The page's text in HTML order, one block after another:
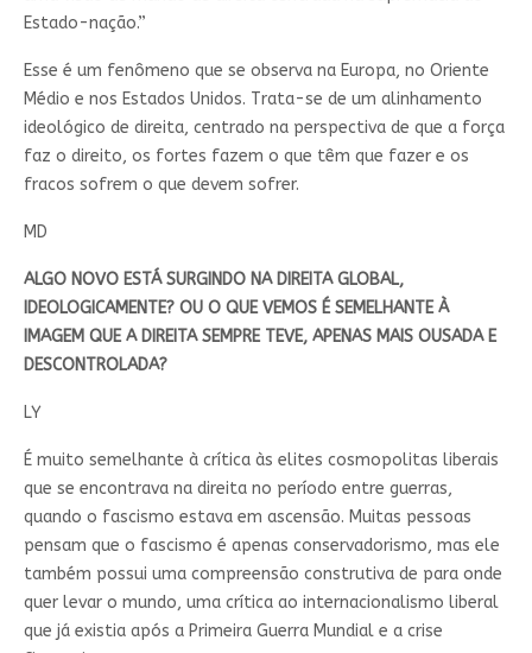
Estado-nação.”
Esse é um fenômeno que se observa na Europa, no Oriente
Médio e nos Estados Unidos. Trata-se de um alinhamento
ideológico de direita, centrado na perspectiva de que a força
faz o direito, os fortes fazem o que têm que fazer e os
fracos sofrem o que devem sofrer.
MD
ALGO NOVO ESTÁ SURGINDO NA DIREITA GLOBAL,
IDEOLOGICAMENTE? OU O QUE VEMOS É SEMELHANTE À
IMAGEM QUE A DIREITA SEMPRE TEVE, APENAS MAIS OUSADA E
DESCONTROLADA?
LY
É muito semelhante à crítica às elites cosmopolitas liberais
que se encontrava na direita no período entre guerras,
quando o fascismo estava em ascensão. Muitas pessoas
pensam que o fascismo é apenas conservadorismo, mas ele
também possui uma compreensão construtiva de para onde
quer levar o mundo, uma crítica ao internacionalismo liberal
que já existia após a Primeira Guerra Mundial e a crise